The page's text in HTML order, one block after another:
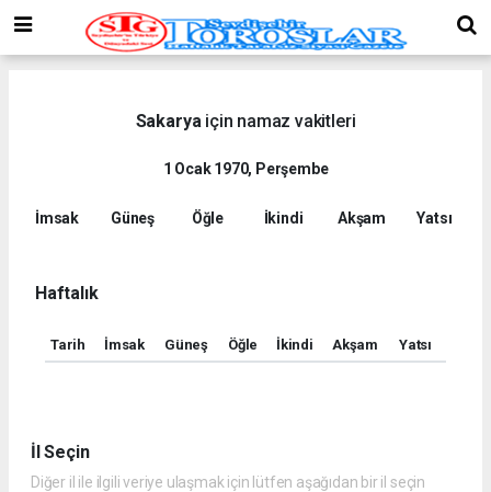
Sakarya için namaz vakitleri
1 Ocak 1970, Perşembe
İmsak Güneş Öğle İkindi Akşam Yatsı
Haftalık
Tarih İmsak Güneş Öğle İkindi Akşam Yatsı
İl Seçin
Diğer il ile ilgili veriye ulaşmak için lütfen aşağıdan bir il seçin